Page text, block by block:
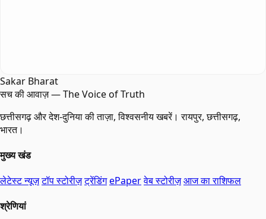
Sakar Bharat
सच की आवाज़ — The Voice of Truth
छत्तीसगढ़ और देश-दुनिया की ताज़ा, विश्वसनीय खबरें। रायपुर, छत्तीसगढ़,
भारत।
मुख्य खंड
लेटेस्ट न्यूज़टॉप स्टोरीज़ट्रेंडिंगePaperवेब स्टोरीज़आज का राशिफल
श्रेणियां